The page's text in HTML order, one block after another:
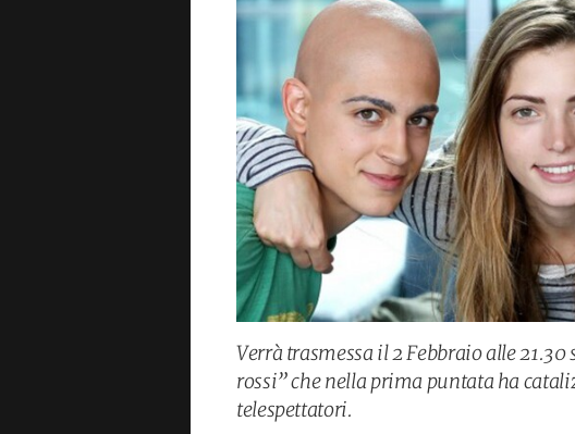
Verrà trasmessa il 2 Febbraio alle
rossi” che nella prima puntata ha
telespettatori.